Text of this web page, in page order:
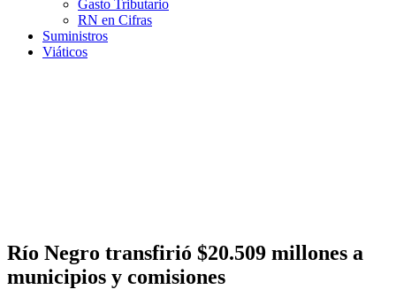
Gasto Tributario
RN en Cifras
Suministros
Viáticos
Río Negro transfirió $20.509 millones a
municipios y comisiones